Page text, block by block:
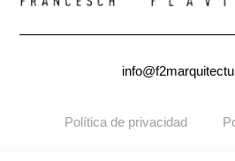
Política de privacidad